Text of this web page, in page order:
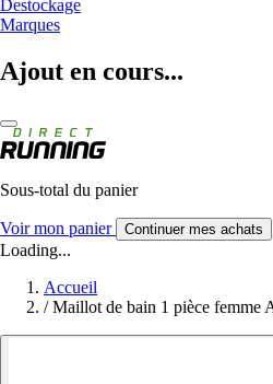
Destockage
Marques
Ajout en cours...
Sous-total du panier
Voir mon panier Continuer mes achats
Loading...
Accueil
/ Maillot de bain 1 pièce femme